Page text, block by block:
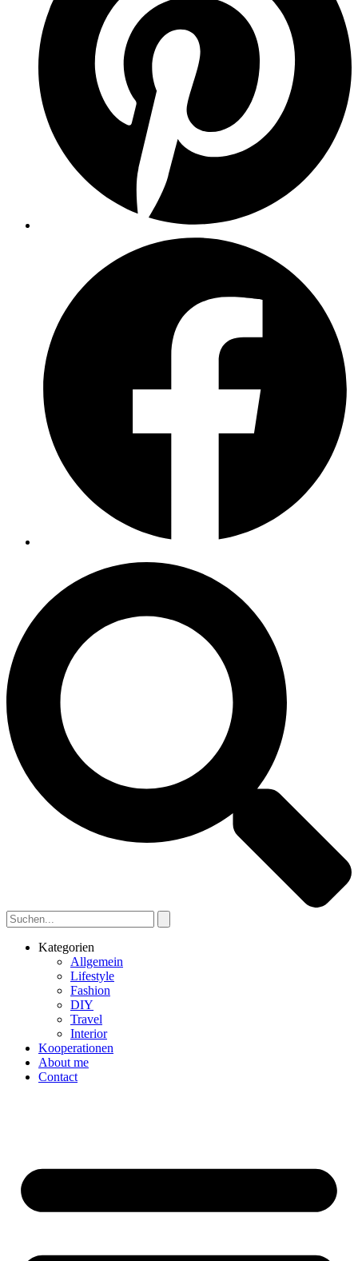
Kategorien
Allgemein
Lifestyle
Fashion
DIY
Travel
Interior
Kooperationen
About me
Contact